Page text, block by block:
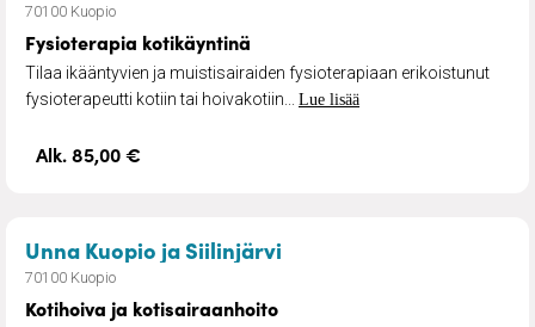
70100 Kuopio
Fysioterapia kotikäyntinä
Tilaa ikääntyvien ja muistisairaiden fysioterapiaan erikoistunut
fysioterapeutti kotiin tai hoivakotiin... Lue lisää
Alk. 85,00 €
Unna Kuopio ja Siilinjärvi
70100 Kuopio
Kotihoiva ja kotisairaanhoito